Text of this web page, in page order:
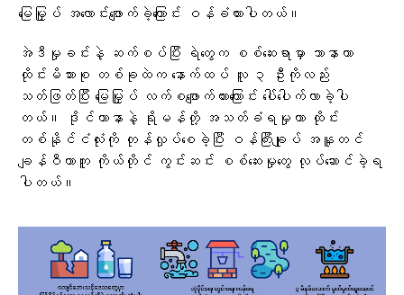
မြေမြှုပ် အလောင်းဖျောက်ခဲ့ကြောင်း ဝန်ခံထားပါတယ်။
အဲဒီမှုခင်းနဲ့ ဆက်စပ်ပြီး ရဲတွေက စစ်ဆေးရာမှာ သာနာဟာ
ထိုင်းမိသားစု တစ်ခုထဲက နောက်ထပ် လူ ၃ ဦးကိုလည်း
သတ်ဖြတ်ပြီး မြေမြှုပ် လက်စဖျောက်ထားကြောင်း ပေါ်ပေါက်လာခဲ့ပါ
တယ်။ ဒိုင်ယာနာနဲ့ ရိုမန်တို့ အသတ်ခံရမှုဟာ ထိုင်း
တစ်နိုင်ငံလုံးကို တုန်လှုပ်စေခဲ့ပြီး ဝန်ကြီးချုပ် အနူတင်
ချန်ဝီယာကူ ကိုယ်တိုင် ကွင်းဆင်း စစ်ဆေးမှုတွေ လုပ်ဆောင်ခဲ့ရ
ပါတယ်။